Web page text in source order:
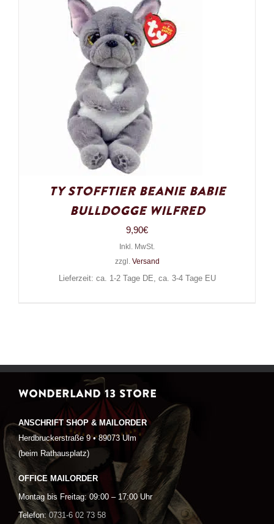
Ty Stofftier Beanie Babie
Bulldogge Wilfred
9,90€
Inkl. MwSt.
zzgl. Versand
Lieferzeit: ca. 1-2 Tage DE, ca. 3-4 Tage EU
WONDERLAND 13 STORE
ANSCHRIFT SHOP & MAILORDER
Herdbruckerstraße 9 • 89073 Ulm
(beim Rathausplatz)
OFFICE MAILORDER
Montag bis Freitag: 09:00 – 17:00 Uhr
Telefon: 0731-6 02 73 58